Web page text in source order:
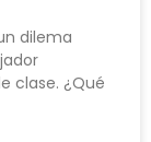
dilema
clase. ¿Qué